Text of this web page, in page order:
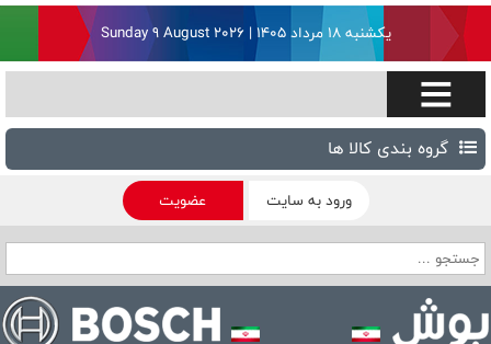
یکشنبه ۱۸ مرداد ۱۴۰۵ | Sunday 9 August 2026
گروه بندی کالا ها
ورود به سایت عضویت